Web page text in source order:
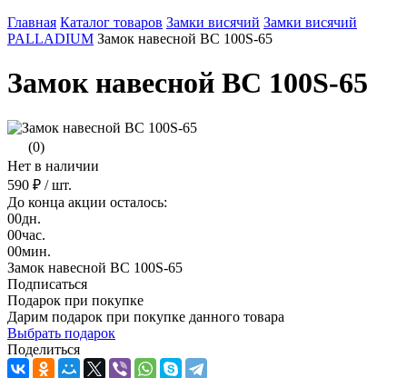
Главная Каталог товаров Замки висячий Замки висячий
PALLADIUM Замок навесной ВС 100S-65
Замок навесной ВС 100S-65
(0)
Нет в наличии
590 ₽ / шт.
До конца акции осталось:
00дн.
00час.
00мин.
Замок навесной ВС 100S-65
Подписаться
Подарок при покупке
Дарим подарок при покупке данного товара
Выбрать подарок
Поделиться